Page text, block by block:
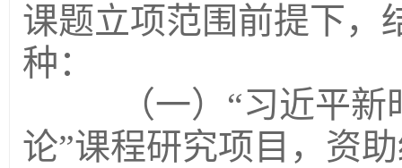
课题立项范围前提下，
种：
（一）“习近平新
论”课程研究项目，资